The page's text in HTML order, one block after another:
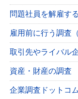
問題社員を解雇す
雇用前に行う調査
取引先やライバル
資産・財産の調査
企業調査ドットコ